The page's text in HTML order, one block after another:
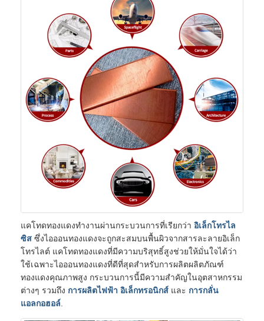
แคโทดทองแดงทำงานผ่านกระบวนการที่เรียกว่า อิเล็กโทรไล
ซิส ซึ่งไอออนทองแดงจะถูกสะสมบนพื้นผิวจากสารละลายอิเล็ก
โทรไลต์ แคโทดทองแดงที่มีความบริสุทธิ์สูงช่วยให้มั่นใจได้ว่า
ใช้เฉพาะไอออนทองแดงที่ดีที่สุดสำหรับการผลิตผลิตภัณฑ์
ทองแดงคุณภาพสูง กระบวนการนี้มีความสำคัญในอุตสาหกรรม
ต่างๆ รวมถึง การผลิตไฟฟ้า อิเล็กทรอนิกส์ และ การกลั่น
แอลกอฮอล์.